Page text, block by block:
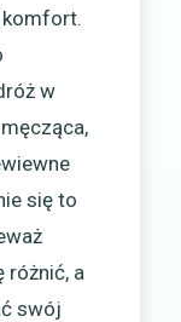
w
się to
różnić, a
swój